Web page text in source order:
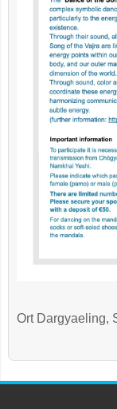
Ort Dargyaeling,